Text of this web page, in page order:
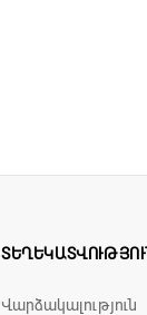
Վարձակալություն